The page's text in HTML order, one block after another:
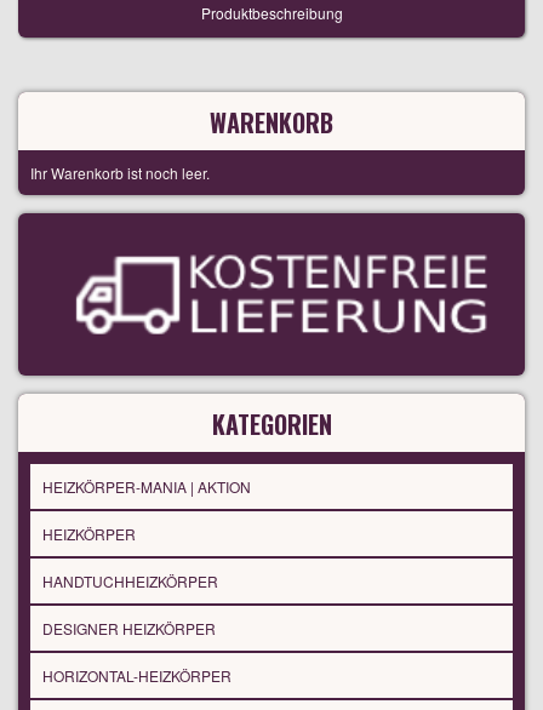
Produktbeschreibung
WARENKORB
Ihr Warenkorb ist noch leer.
KATEGORIEN
HEIZKÖRPER-MANIA | AKTION
HEIZKÖRPER
HANDTUCHHEIZKÖRPER
DESIGNER HEIZKÖRPER
HORIZONTAL-HEIZKÖRPER